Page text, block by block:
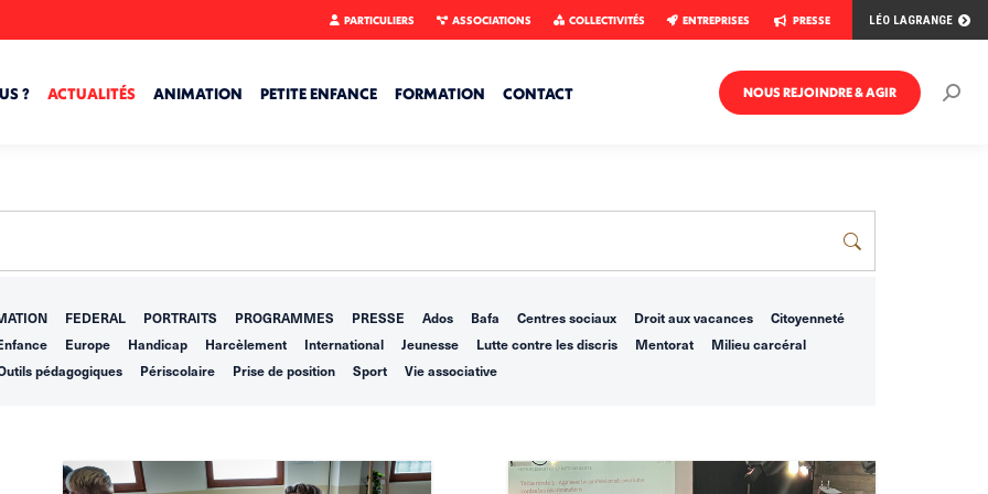
PARTICULIERS ASSOCIATIONS COLLECTIVITÉS ENTREPRISES PRESSE LÉO LAGRANGE
? ACTUALITÉS ANIMATION PETITE ENFANCE FORMATION CONTACT NOUS REJOINDRE & AGIR
FEDERAL PORTRAITS PROGRAMMES PRESSE Ados Bafa Centres sociaux Droit aux vacances
Citoyenneté
Europe Handicap Harcèlement International Jeunesse Lutte contre les discris Mentorat
Milieu carcéral
pédagogiques
Périscolaire Prise de position Sport Vie associative